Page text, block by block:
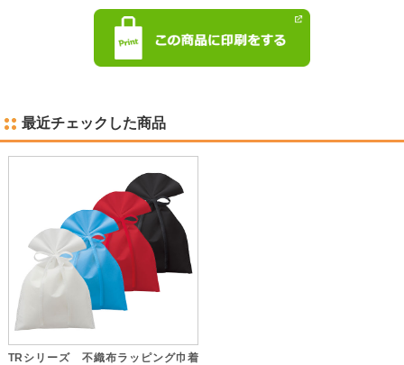
最近チェックした商品
TRシリーズ 不織布ラッピング巾着